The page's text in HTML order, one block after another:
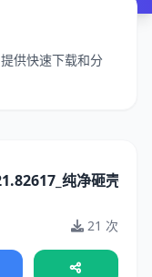
供快速下载和分
纯净砸壳.ipa
21 次